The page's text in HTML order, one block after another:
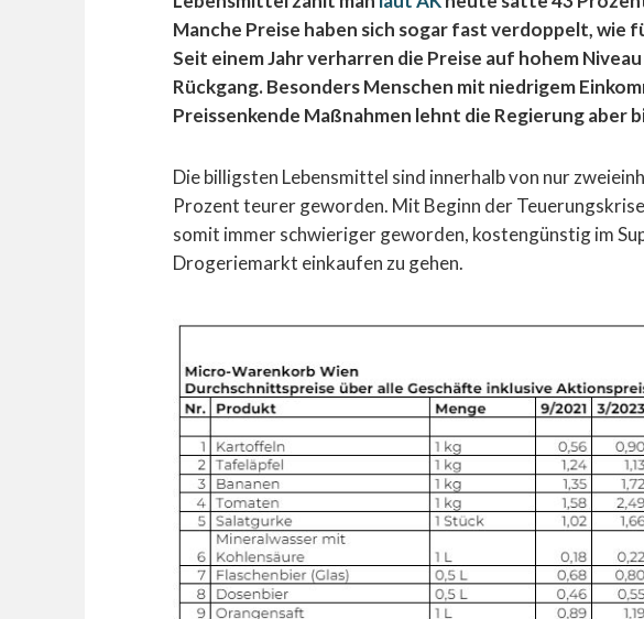
Manche Preise haben sich sogar fast verdoppelt, wie
Seit einem Jahr verharren die Preise auf hohem
Rückgang. Besonders Menschen mit niedrigem
Preissenkende Maßnahmen lehnt die Regierung aber
Die billigsten Lebensmittel sind innerhalb von nur
Prozent teurer geworden. Mit Beginn der
somit immer schwieriger geworden, kostengünstig im
Drogeriemarkt einkaufen zu gehen.